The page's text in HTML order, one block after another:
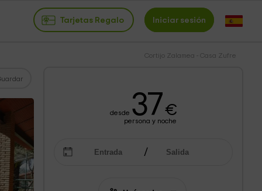
Tarjetas Regalo Iniciar sesión
Cortijo Zalamea - Casa Zufre
desde 37€
persona y noche